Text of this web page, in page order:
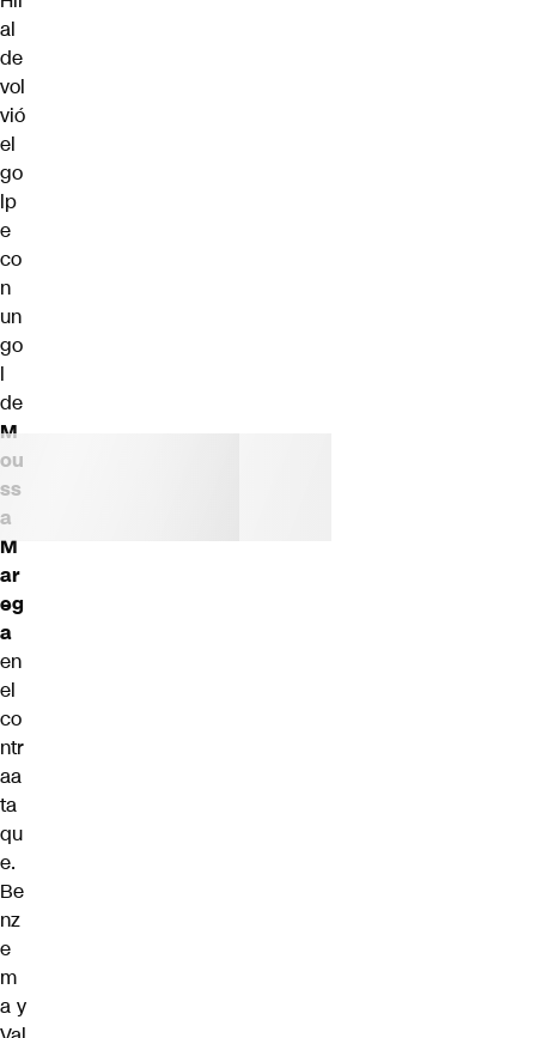
al
de
vol
vió
el
go
lp
e
co
n
un
go
l
de
M
ou
ss
a
M
ar
eg
a
en
el
co
ntr
aa
ta
qu
e.
Be
nz
e
m
a y